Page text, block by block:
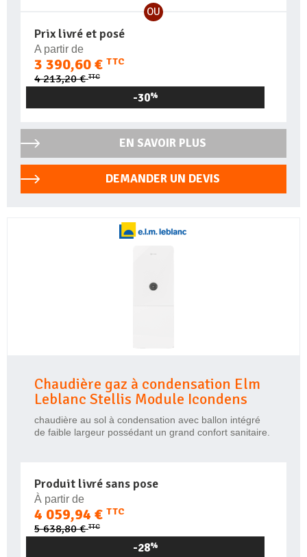
OU
Prix livré et posé
A partir de
3 390,60 € TTC
4 213,20 €TTC
-30%
EN SAVOIR PLUS
DEMANDER UN DEVIS
Chaudière gaz à condensation Elm
Leblanc Stellis Module Icondens
chaudière au sol à condensation avec ballon intégré
de faible largeur possédant un grand confort sanitaire.
Produit livré sans pose
À partir de
4 059,94 € TTC
5 638,80 €TTC
-28%